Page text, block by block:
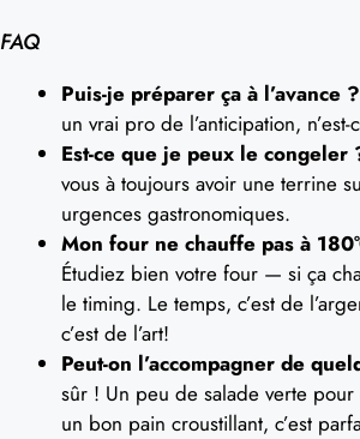
FAQ
Puis-je préparer ça à l’avance ?
un vrai pro de l’anticipation, n’est-
Est-ce que je peux le congeler
vous à toujours avoir une terrine
urgences gastronomiques.
Mon four ne chauffe pas à
Étudiez bien votre four — si ça
le timing. Le temps, c’est de
c’est de l’art!
Peut-on l’accompagner de
sûr ! Un peu de salade verte
un bon pain croustillant, c’est